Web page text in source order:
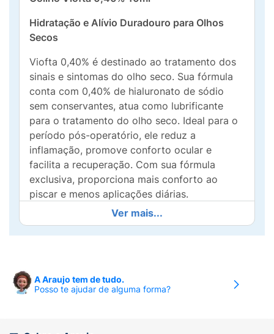
Hidratação e Alívio Duradouro para Olhos
Secos
Viofta 0,40% é destinado ao tratamento dos
sinais e sintomas do olho seco. Sua fórmula
conta com 0,40% de hialuronato de sódio
sem conservantes, atua como lubrificante
para o tratamento do olho seco. Ideal para o
período pós-operatório, ele reduz a
inflamação, promove conforto ocular e
facilita a recuperação. Com sua fórmula
exclusiva, proporciona mais conforto ao
piscar e menos aplicações diárias.
conservantes. Conforto e Hidratação
Profunda e duradoura
Ver mais...
A Araujo tem de tudo.
Posso te ajudar de alguma forma?